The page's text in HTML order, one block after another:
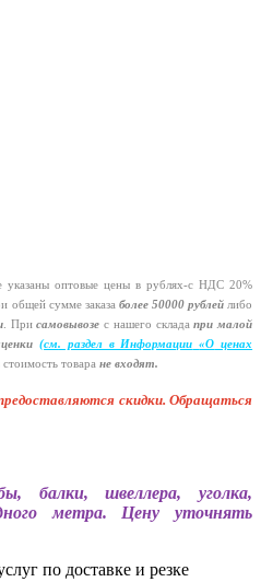
оптовые цены в рублях-с НДС 20%
общей сумме заказа более 50000 рублейлибо
. Присамовывозе с нашего складапри малой
(см. раздел в Информации «О ценах
товара не входят.
скидки. Обращаться
балки, швеллера, уголка,
метра. Цену уточнять
по доставке и резке